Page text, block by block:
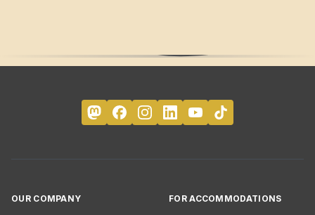
OUR COMPANY FOR ACCOMMODATIONS